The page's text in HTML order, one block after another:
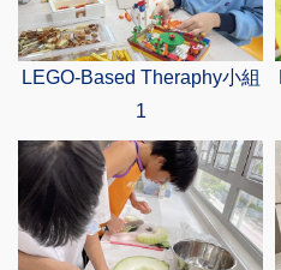
LEGO-Based Theraphy小組
1